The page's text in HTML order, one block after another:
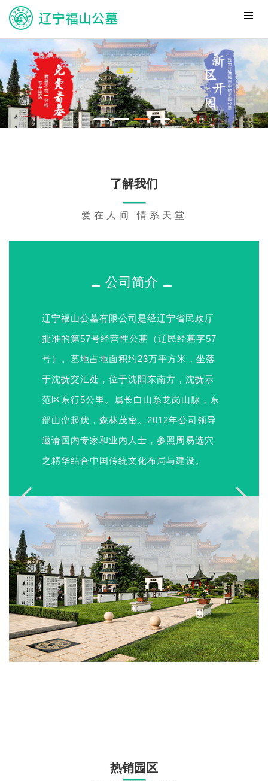
了解我们
爱在人间 情系天堂
公司简介
辽宁福山公墓有限公司是经辽宁省民政厅
批准的第57号经营性公墓（辽民经墓字57
号）。墓地占地面积约23万平方米，坐落
于沈抚交汇处，位于沈阳东南方，沈抚示
范区东行5公里。属长白山系龙岗山脉，东
部山峦起伏，森林茂密。2012年公司领导
邀请国内专家和业内人士，参照周易选穴
之精华结合中国传统文化布局与建设。
热销园区